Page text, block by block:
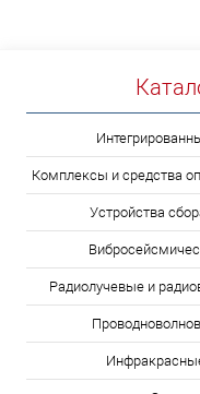
Комплексы и средства
Устройства
Радиолучевые и